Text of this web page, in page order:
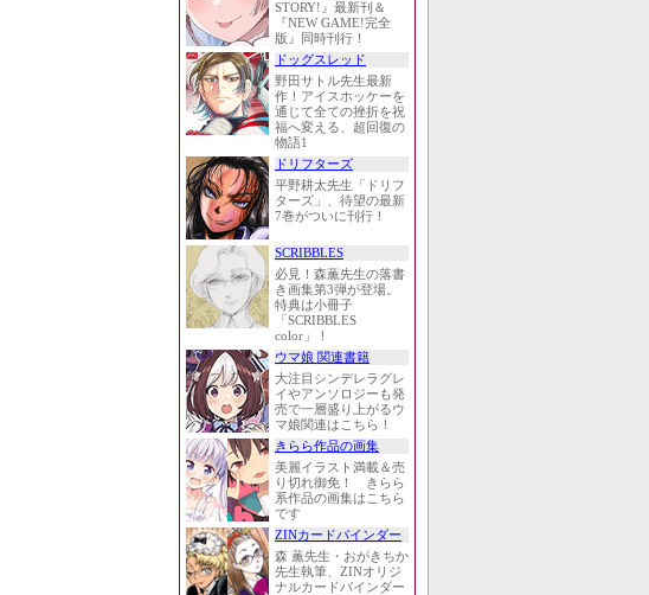
STORY!』最新刊＆
『NEW GAME!完全
版』同時刊行！
ドッグスレッド
野田サトル先生最新
作！アイスホッケーを
通じて全ての挫折を祝
福へ変える、超回復の
物語1
ドリフターズ
平野耕太先生「ドリフ
ターズ」、待望の最新
7巻がついに刊行！
SCRIBBLES
必見！森薫先生の落書
き画集第3弾が登場。
特典は小冊子
「SCRIBBLES
color」！
ウマ娘 関連書籍
大注目シンデレラグレ
イやアンソロジーも発
売で一層盛り上がるウ
マ娘関連はこちら！
きらら作品の画集
美麗イラスト満載＆売
り切れ御免！ きらら
系作品の画集はこちら
です
ZINカードバインダー
森 薫先生・おがきちか
先生執筆、ZINオリジ
ナルカードバインダー